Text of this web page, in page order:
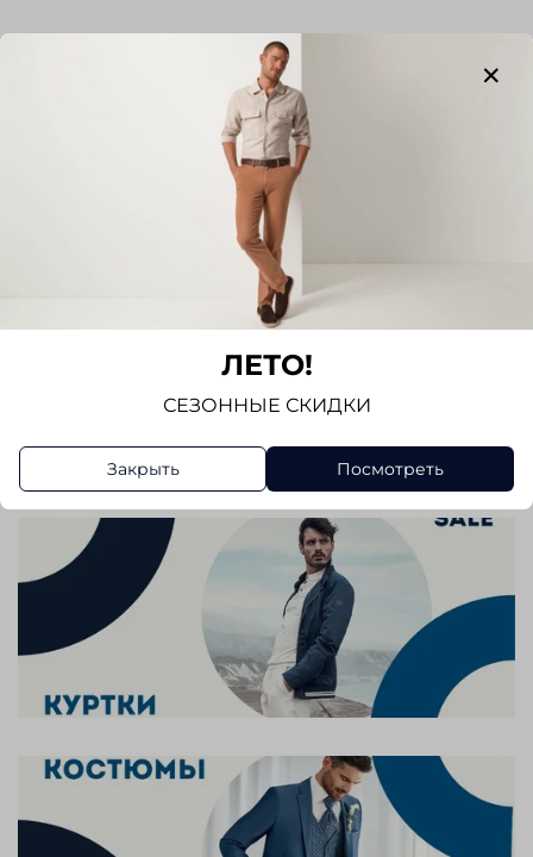
Отзывов еще никто не оставлял
ЛЕТО!
СЕЗОННЫЕ СКИДКИ
Закрыть Посмотреть